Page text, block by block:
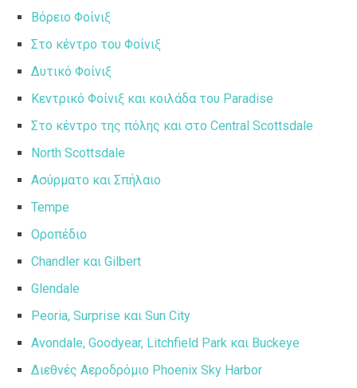
Βόρειο Φοίνιξ
Στο κέντρο του Φοίνιξ
Δυτικό Φοίνιξ
Κεντρικό Φοίνιξ και κοιλάδα του Paradise
Στο κέντρο της πόλης και στο Central Scottsdale
North Scottsdale
Ασύρματο και Σπήλαιο
Tempe
Οροπέδιο
Chandler και Gilbert
Glendale
Peoria, Surprise και Sun City
Avondale, Goodyear, Litchfield Park και Buckeye
Διεθνές Αεροδρόμιο Phoenix Sky Harbor